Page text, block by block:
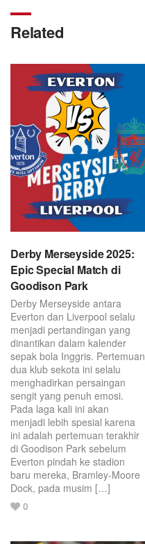
Related
Derby Merseyside 2025:
Epic Special Match di
Goodison Park
Derby Merseyside antara
Everton dan Liverpool selalu
menjadi pertandingan yang
dinantikan dalam kalender
sepak bola Inggris. Pertemuan
dua klub sekota ini selalu
menghadirkan persaingan
sengit yang penuh emosi.
Pada laga kali ini akan
menjadi lebih spesial karena
ini adalah pertemuan terakhir
di Goodison Park sebelum
Everton pindah ke stadion
baru mereka, Bramley-Moore
Dock, pada musim […]
Love
0